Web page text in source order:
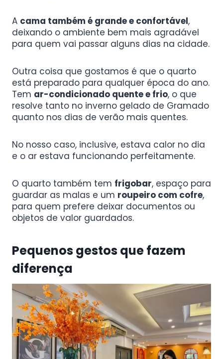
A cama também é grande e confortável,
deixando o ambiente bem mais agradável
para quem vai passar alguns dias na cidade.
Outra coisa que gostamos é que o quarto
está preparado para qualquer época do ano.
Tem ar-condicionado quente e frio, o que
resolve tanto no inverno gelado de Gramado
quanto nos dias de verão mais quentes.
No nosso caso, inclusive, estava calor no dia
e o ar estava funcionando perfeitamente.
O quarto também tem frigobar, espaço para
guardar as malas e um roupeiro com cofre,
para quem prefere deixar documentos ou
objetos de valor guardados.
Pequenos gestos que fazem
diferença